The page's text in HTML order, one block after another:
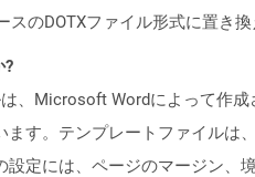
スのDOTXファイル形式に置き換
?
、Microsoft Wordによって作
ます。テンプレートファイル
設定には、ページのマージン